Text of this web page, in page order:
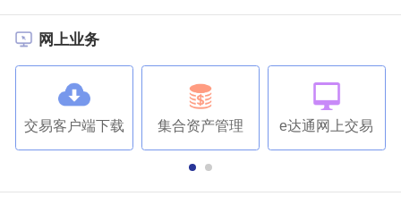
网上业务
交易客户端下载 集合资产管理 e达通网上交易